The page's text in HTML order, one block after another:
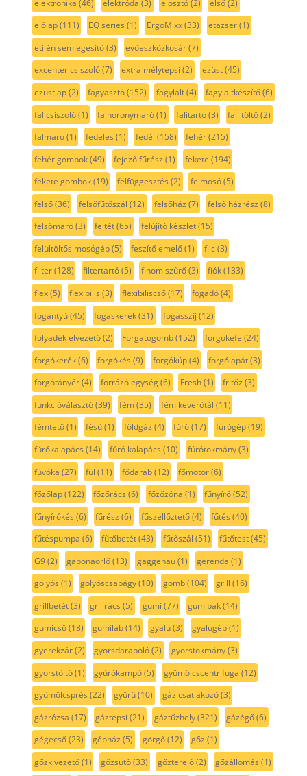
elektronika (46) elektróda (3) elosztó(2) első(2)
előlap(111) EQ series (1) ErgoMixx(33) etazser(1)
etilén semlegesítő(3) evőeszközkosár(7)
excenter csiszoló(7) extra mélytepsi (2) ezüst(45)
ezüstlap(2) fagyasztó(152) fagylalt(4) fagylaltkészítő(6)
fal csiszoló(1) falhoronymaró(1) falitartó(3) fali töltő(2)
falmaró(1) fedeles (1) fedél (158) fehér(215)
fehér gombok(49) fejező fűrész (1) fekete (194)
fekete gombok(19) felfüggesztés (2) felmosó(5)
felső(36) felsőfűtőszál (12) felsőház (7) felső házrész (8)
felsőmaró(3) feltét(65) felújító készlet(15)
felültöltős mosógép(5) feszítő emelő(1) filc(3)
filter(128) filtertartó(5) finom szűrő(3) fiók(133)
flex(5) flexibilis (3) flexibiliscső(17) fogadó(4)
fogantyú(45) fogaskerék(31) fogasszíj (12)
folyadék elvezető(2) Forgatógomb(152) forgókefe (24)
forgókerék(6) forgókés (9) forgókúp(4) forgólapát(3)
forgótányér(4) forrázó egység(6) Fresh(1) fritőz (3)
funkcióválasztó(39) fém(35) fém keverőtál (11)
fémtető(1) fésű(1) földgáz (4) fúró(17) fúrógép(19)
fúrókalapács (14) fúró kalapács (10) fúrótokmány(3)
fúvóka (27) fül (11) fődarab(12) főmotor(6)
főzőlap(122) főzőrács (6) főzőzóna (1) fűnyíró(52)
fűnyírókés (6) fűrész (6) fűszellőztető(4) fűtés (40)
fűtéspumpa (6) fűtőbetét(43) fűtőszál (51) fűtőtest(45)
G9(2) gabonaörlő(13) gaggenau(1) gerenda (1)
golyós (1) golyóscsapágy(10) gomb(104) grill (16)
grillbetét(3) grillrács (5) gumi (77) gumibak(14)
gumicső(18) gumiláb(14) gyalu(3) gyalugép(1)
gyerekzár(2) gyorsdaraboló(2) gyorstokmány(3)
gyorstöltő(1) gyúrókampó(5) gyümölcscentrifuga (12)
gyümölcsprés (22) gyűrű(10) gáz csatlakozó(3)
gázrózsa (17) gáztepsi (21) gáztűzhely(321) gázégő(6)
gégecső(23) gépház (5) görgő(12) gőz (1)
gőzkivezető(1) gőzsütő(33) gőzterelő(2) gőzállomás (1)